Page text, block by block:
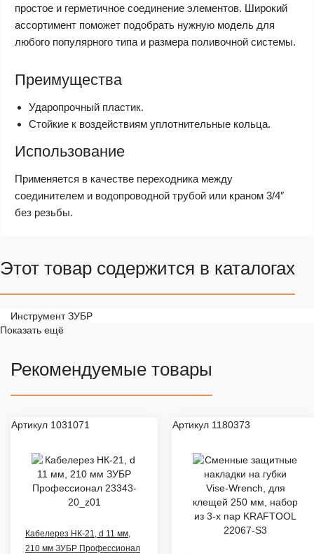
простое и герметичное соединение элементов. Широкий
ассортимент поможет подобрать нужную модель для
любого популярного типа и размера поливочной системы.
Преимущества
Ударопрочный пластик.
Стойкие к воздействиям уплотнительные кольца.
Использование
Применяется в качестве переходника между
соединителем и водопроводной трубой или краном 3/4″
без резьбы.
Этот товар содержится в каталогах
Инструмент ЗУБР
Показать ещё
Рекомендуемые товары
Артикул 1031071
Кабелерез НК-21, d 11 мм,
210 мм ЗУБР Профессионал
Артикул 1180373